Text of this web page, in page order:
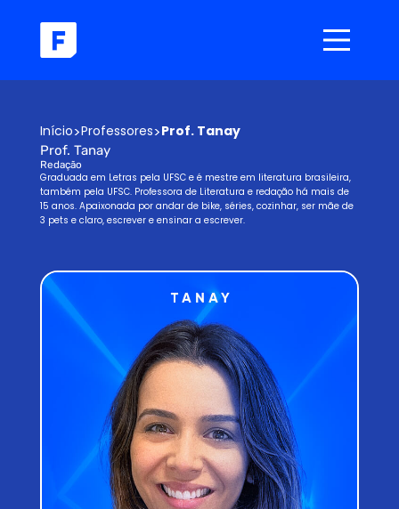
Início>Professores>Prof. Tanay
Prof. Tanay
Redação
Graduada em Letras pela UFSC e é mestre em literatura brasileira,
também pela UFSC. Professora de Literatura e redação há mais de
15 anos. Apaixonada por andar de bike, séries, cozinhar, ser mãe de
3 pets e claro, escrever e ensinar a escrever.